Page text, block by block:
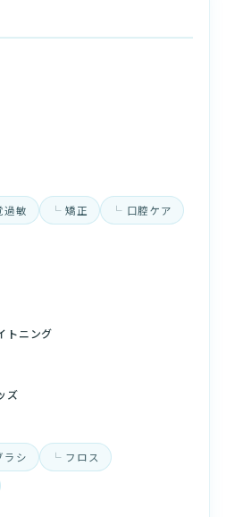
過敏 矯正 口腔ケア
トニング
ズ
ラシ
フロス